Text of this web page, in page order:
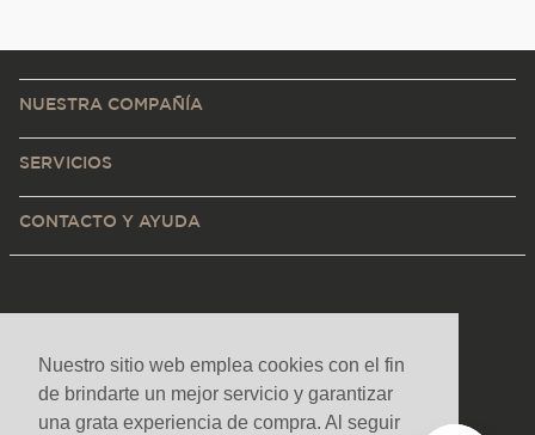
Nuestro sitio web emplea cookies con el fin
de brindarte un mejor servicio y garantizar
una grata experiencia de compra. Al seguir
NUESTRA COMPAÑÍA
SERVICIOS
CONTACTO Y AYUDA